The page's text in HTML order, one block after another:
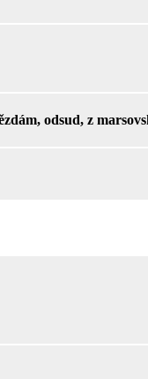
odsud, z